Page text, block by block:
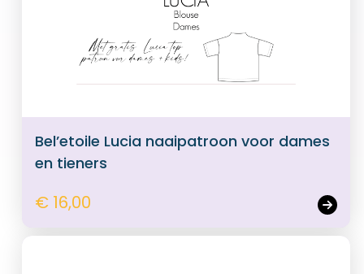
Bel’etoile Lucia naaipatroon voor dames
en tieners
€ 16,00